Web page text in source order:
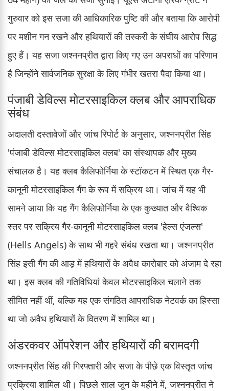
गुरुवार को इस सजा की आधिकारिक पुष्टि की और बताया कि आरोपी
पर मशीन गन रखने और हथियारों की तस्करी के संघीय आरोप सिद्ध
हुए हैं। यह सजा जश्ननप्रीत द्वारा किए गए उन अपराधों का परिणाम
है जिन्होंने सार्वजनिक सुरक्षा के लिए गंभीर खतरा पैदा किया था।
पंजाबी डेविल्स मोटरसाइकिल क्लब और आपराधिक
संबंध
अदालती दस्तावेजों और जांच रिपोर्ट के अनुसार, जश्ननप्रीत सिंह
'पंजाबी डेविल्स मोटरसाइकिल क्लब' का संस्थापक और मुख्य
संचालक है। यह क्लब कैलिफोर्निया के स्टॉकटन में स्थित एक गैर-
कानूनी मोटरसाइकिल गैंग के रूप में सक्रिय था। जांच में यह भी
सामने आया कि यह गैंग कैलिफोर्निया के एक कुख्यात और वैश्विक
स्तर पर सक्रिय गैर-कानूनी मोटरसाइकिल क्लब 'हेल्स एंजल्स'
(Hells Angels) के साथ भी गहरे संबंध रखता था। जश्ननप्रीत
सिंह इसी गैंग की आड़ में हथियारों के अवैध कारोबार को अंजाम दे रहा
था। इस क्लब की गतिविधियां केवल मोटरसाइकिल चलाने तक
सीमित नहीं थीं, बल्कि यह एक संगठित आपराधिक नेटवर्क का हिस्सा
था जो अवैध हथियारों के वितरण में शामिल था।
अंडरकवर ऑपरेशन और हथियारों की बरामदगी
जश्ननप्रीत सिंह की गिरफ्तारी और सजा के पीछे एक विस्तृत जांच
प्रक्रिया शामिल थी। पिछले साल जून के महीने में, जश्ननप्रीत ने